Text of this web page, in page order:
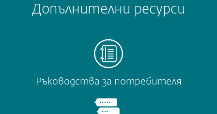
Допълнителни ресурси
Ръководства за потребителя